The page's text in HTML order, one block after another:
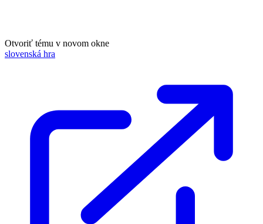
Otvoriť tému v novom okne
slovenská hra